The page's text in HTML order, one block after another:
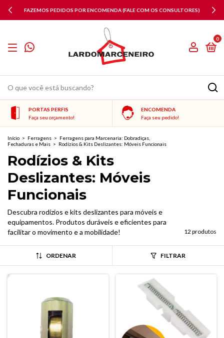
FAZEMOS PEDIDOS POR ENCOMENDA (FALE COM OS CONSULTORES)
0
PORTAS PERFIS
Faça seu orçamento!
ENCOMENDA
Faça seu pedido!
Início > Ferragens > Ferragens para Marcenaria: Dobradiças,
Fechaduras e Mais > Rodízios & Kits Deslizantes: Móveis Funcionais
Rodízios & Kits
Deslizantes: Móveis
Funcionais
Descubra rodízios e kits deslizantes para móveis e
equipamentos. Produtos duráveis e eficientes para
facilitar o movimento e a mobilidade!
12 produtos
ORDENAR FILTRAR